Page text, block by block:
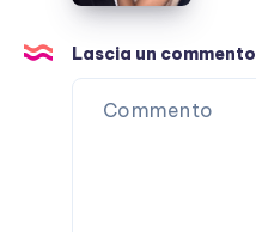
finita?
E
Marracash?
Lascia un commento